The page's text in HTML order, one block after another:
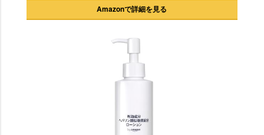
Amazonで詳細を見る